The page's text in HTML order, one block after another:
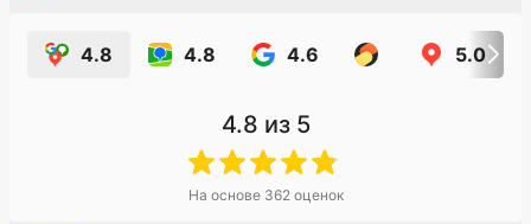
Междуреченск
4.8 4.8 4.6 5.0
4.8 из 5
На основе 362оценок